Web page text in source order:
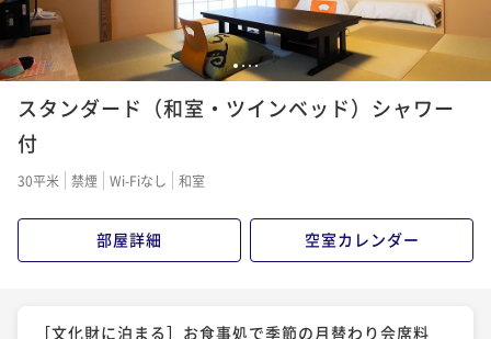
［ちょっと贅沢な夕膳］伊豆の山葵で味わう和牛ステ
ーキと月替わり会席料理コース♪
二食付き 事前決済可
IN 15:00 - 18:00 OUT11:00
ポイント即利用で 最大5％OFF
［ちょっと贅沢な夕膳］調理長お薦め！！ 旬の山海
［文化財に泊まる］お部屋食で味わう季節の月替わり
会席料理を堪能♪
1234
スタンダード（和室・ツインベッド）シャワー
付
30平米 禁煙 Wi-Fiなし 和室
部屋詳細 空室カレンダー
［文化財に泊まる］お食事処で季節の月替わり会席料